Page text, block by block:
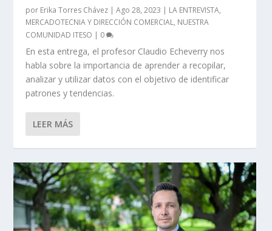
por Erika Torres Chávez |Ago 28, 2023 | LA ENTREVISTA,
MERCADOTECNIA Y DIRECCIÓN COMERCIAL, NUESTRA
COMUNIDAD ITESO | 0
En esta entrega, el profesor Claudio Echeverry nos
habla sobre la importancia de aprender a recopilar,
analizar y utilizar datos con el objetivo de identificar
patrones y tendencias.
LEER MÁS